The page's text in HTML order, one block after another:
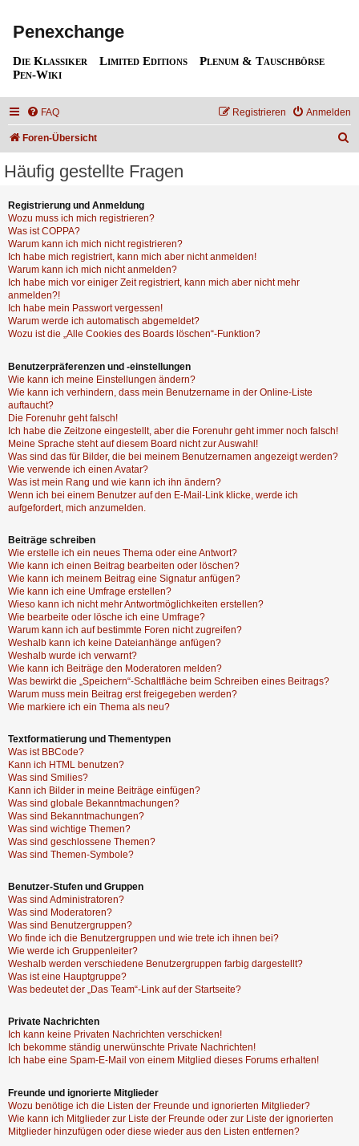
Penexchange
Die Klassiker Limited Editions
Plenum & Tauschbörse
Pen-Wiki
FAQ Anmelden
Registrieren
Foren-Übersicht
Häufig gestellte Fragen
Registrierung und Anmeldung
Wozu muss ich mich registrieren?
Was ist COPPA?
Warum kann ich mich nicht registrieren?
Ich habe mich registriert, kann mich aber nicht anmelden!
Warum kann ich mich nicht anmelden?
Ich habe mich vor einiger Zeit registriert, kann mich aber nicht mehr
anmelden?!
Ich habe mein Passwort vergessen!
Warum werde ich automatisch abgemeldet?
Wozu ist die „Alle Cookies des Boards löschen“-Funktion?
Benutzerpräferenzen und -einstellungen
Wie kann ich meine Einstellungen ändern?
Wie kann ich verhindern, dass mein Benutzername in der Online-Liste
auftaucht?
Die Forenuhr geht falsch!
Ich habe die Zeitzone eingestellt, aber die Forenuhr geht immer noch falsch!
Meine Sprache steht auf diesem Board nicht zur Auswahl!
Was sind das für Bilder, die bei meinem Benutzernamen angezeigt werden?
Wie verwende ich einen Avatar?
Was ist mein Rang und wie kann ich ihn ändern?
Wenn ich bei einem Benutzer auf den E-Mail-Link klicke, werde ich
aufgefordert, mich anzumelden.
Beiträge schreiben
Wie erstelle ich ein neues Thema oder eine Antwort?
Wie kann ich einen Beitrag bearbeiten oder löschen?
Wie kann ich meinem Beitrag eine Signatur anfügen?
Wie kann ich eine Umfrage erstellen?
Wieso kann ich nicht mehr Antwortmöglichkeiten erstellen?
Wie bearbeite oder lösche ich eine Umfrage?
Warum kann ich auf bestimmte Foren nicht zugreifen?
Weshalb kann ich keine Dateianhänge anfügen?
Weshalb wurde ich verwarnt?
Wie kann ich Beiträge den Moderatoren melden?
Was bewirkt die „Speichern“-Schaltfläche beim Schreiben eines Beitrags?
Warum muss mein Beitrag erst freigegeben werden?
Wie markiere ich ein Thema als neu?
Textformatierung und Thementypen
Was ist BBCode?
Kann ich HTML benutzen?
Was sind Smilies?
Kann ich Bilder in meine Beiträge einfügen?
Was sind globale Bekanntmachungen?
Was sind Bekanntmachungen?
Was sind wichtige Themen?
Was sind geschlossene Themen?
Was sind Themen-Symbole?
Benutzer-Stufen und Gruppen
Was sind Administratoren?
Was sind Moderatoren?
Was sind Benutzergruppen?
Wo finde ich die Benutzergruppen und wie trete ich ihnen bei?
Wie werde ich Gruppenleiter?
Weshalb werden verschiedene Benutzergruppen farbig dargestellt?
Was ist eine Hauptgruppe?
Was bedeutet der „Das Team“-Link auf der Startseite?
Private Nachrichten
Ich kann keine Privaten Nachrichten verschicken!
Ich bekomme ständig unerwünschte Private Nachrichten!
Ich habe eine Spam-E-Mail von einem Mitglied dieses Forums erhalten!
Freunde und ignorierte Mitglieder
Wozu benötige ich die Listen der Freunde und ignorierten Mitglieder?
Wie kann ich Mitglieder zur Liste der Freunde oder zur Liste der ignorierten
Mitglieder hinzufügen oder diese wieder aus den Listen entfernen?